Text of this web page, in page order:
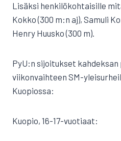
Lisäksi henkilökohtaisille
Kokko (300 m:n aj), Samuli
Henry Huusko (300 m).
PyU:n sijoitukset kahdeksan
viikonvaihteen SM-
Kuopiossa:
Kuopio, 16-17-vuotiaat: